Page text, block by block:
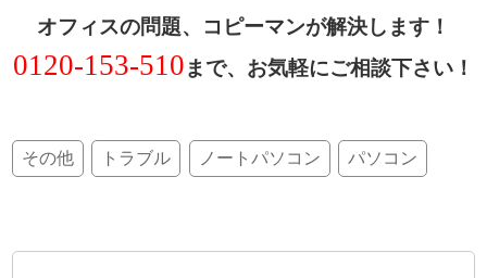
オフィスの問題、コピーマンが解決します！
0120-153-510 まで、お気軽にご相談下さい！
その他 トラブル ノートパソコン パソコン